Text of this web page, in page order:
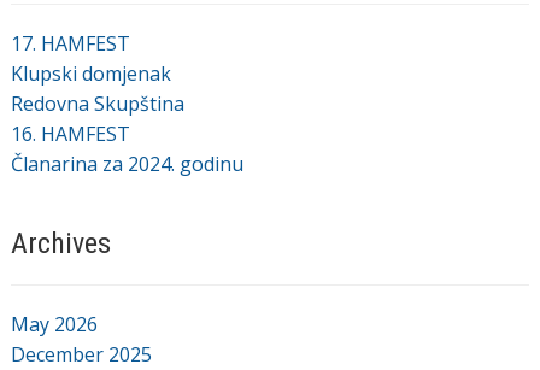
17. HAMFEST
Klupski domjenak
Redovna Skupština
16. HAMFEST
Članarina za 2024. godinu
Archives
May 2026
December 2025